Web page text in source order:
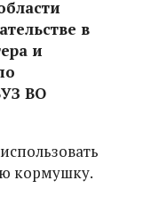
в
и
ВО
кормушку.